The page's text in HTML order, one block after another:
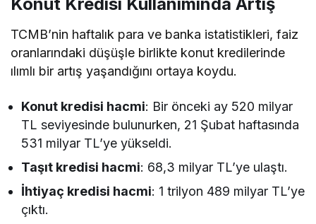
TCMB’nin haftalık para ve banka istatistikleri, faiz
oranlarındaki düşüşle birlikte konut kredilerinde
ılımlı bir artış yaşandığını ortaya koydu.
Konut kredisi hacmi: Bir önceki ay 520 milyar
TL seviyesinde bulunurken, 21 Şubat haftasında
531 milyar TL’ye yükseldi.
Taşıt kredisi hacmi: 68,3 milyar TL’ye ulaştı.
İhtiyaç kredisi hacmi: 1 trilyon 489 milyar TL’ye
çıktı.